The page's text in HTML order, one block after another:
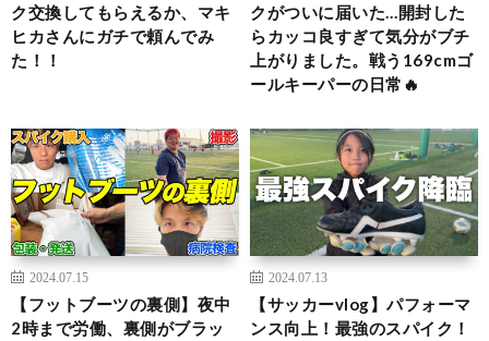
ク交換してもらえるか、マキ
ヒカさんにガチで頼んでみ
た！！
クがついに届いた…開封した
らカッコ良すぎて気分がブチ
上がりました。戦う169cmゴ
ールキーパーの日常🔥
2024.07.15
【フットブーツの裏側】夜中
2時まで労働、裏側がブラッ
2024.07.13
【サッカーvlog】パフォーマ
ンス向上！最強のスパイク！